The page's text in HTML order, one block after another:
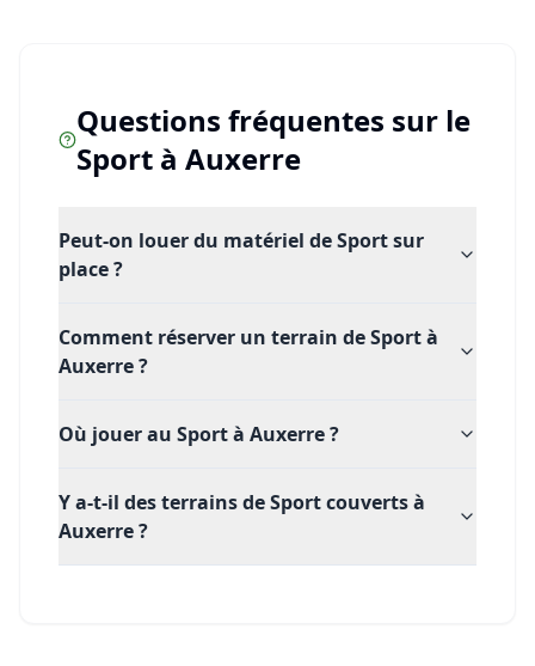
Questions fréquentes sur le
Sport àAuxerre
Peut-on louer du matériel de Sport sur
place ?
Comment réserver un terrain de Sport à
Auxerre ?
Où jouer au Sport à Auxerre ?
Y a-t-il des terrains de Sport couverts à
Auxerre ?